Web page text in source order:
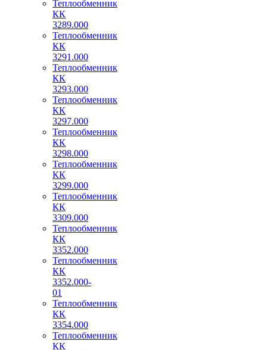
Теплообменник
КК
3289.000
Теплообменник
КК
3291.000
Теплообменник
КК
3293.000
Теплообменник
КК
3297.000
Теплообменник
КК
3298.000
Теплообменник
КК
3299.000
Теплообменник
КК
3309.000
Теплообменник
КК
3352.000
Теплообменник
КК
3352.000-
01
Теплообменник
КК
3354.000
Теплообменник
КК